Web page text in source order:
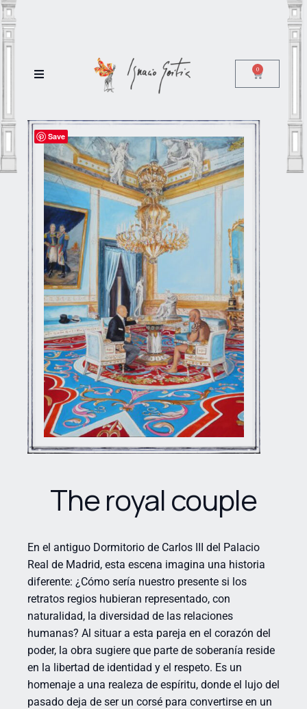
0
Save
The royal couple
En el antiguo Dormitorio de Carlos III del Palacio
Real de Madrid, esta escena imagina una historia
diferente: ¿Cómo sería nuestro presente si los
retratos regios hubieran representado, con
naturalidad, la diversidad de las relaciones
humanas? Al situar a esta pareja en el corazón del
poder, la obra sugiere que parte de soberanía reside
en la libertad de identidad y el respeto. Es un
homenaje a una realeza de espíritu, donde el lujo del
pasado deja de ser un corsé para convertirse en un